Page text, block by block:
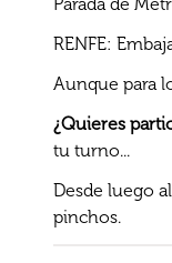
RENFE:
Aunque para
¿Quieres
tu turno...
Desde luego
pinchos.